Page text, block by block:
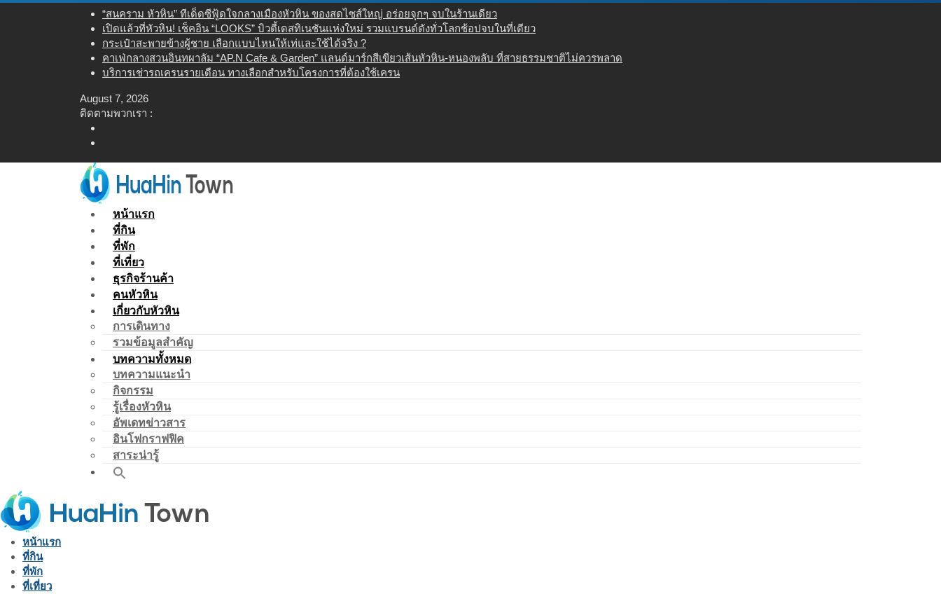
“สนคราม หัวหิน” ทีเด็ดซีฟู้ดใจกลางเมืองหัวหิน ของสดไซส์ใหญ่ อร่อยจุกๆ จบในร้านเดียว
เปิดแล้วที่หัวหิน! เช็คอิน “LOOKS” บิวตี้เดสทิเนชันแห่งใหม่ รวมแบรนด์ดังทั่วโลกช้อปจบในที่เดียว
กระเป๋าสะพายข้างผู้ชาย เลือกแบบไหนให้เท่และใช้ได้จริง ?
คาเฟ่กลางสวนอินทผาลัม “AP.N Cafe & Garden” แลนด์มาร์กสีเขียวเส้นหัวหิน-หนองพลับ ที่สายธรรมชาติไม่ควรพลาด
บริการเช่ารถเครนรายเดือน ทางเลือกสำหรับโครงการที่ต้องใช้เครน
August 7, 2026
ติดตามพวกเรา :
หน้าแรก
ที่กิน
ที่พัก
ที่เที่ยว
ธุรกิจร้านค้า
คนหัวหิน
เกี่ยวกับหัวหิน
การเดินทาง
รวมข้อมูลสำคัญ
บทความทั้งหมด
บทความแนะนำ
กิจกรรม
รู้เรื่องหัวหิน
อัพเดทข่าวสาร
อินโฟกราฟฟิค
สาระน่ารู้
หน้าแรก
ที่กิน
ที่พัก
ที่เที่ยว